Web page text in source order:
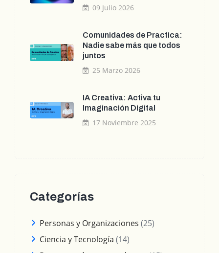
09 Julio 2026
Comunidades de Practica:
Nadie sabe más que todos
juntos
25 Marzo 2026
IA Creativa: Activa tu
Imaginación Digital
17 Noviembre 2025
Categorías
Personas y Organizaciones (25)
Ciencia y Tecnología (14)